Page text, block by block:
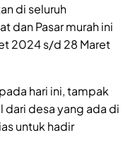
di seluruh
dan Pasar murah ini
2024 s/d 28 Maret
hari ini, tampak
dari desa yang ada di
untuk hadir